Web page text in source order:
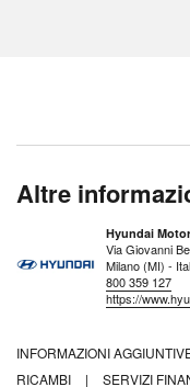
Altre
Hyundai
Via Giovanni
Milano (MI) -
800 359 127
https://
INFORMAZIONI
RICAMBI
| SERVIZI